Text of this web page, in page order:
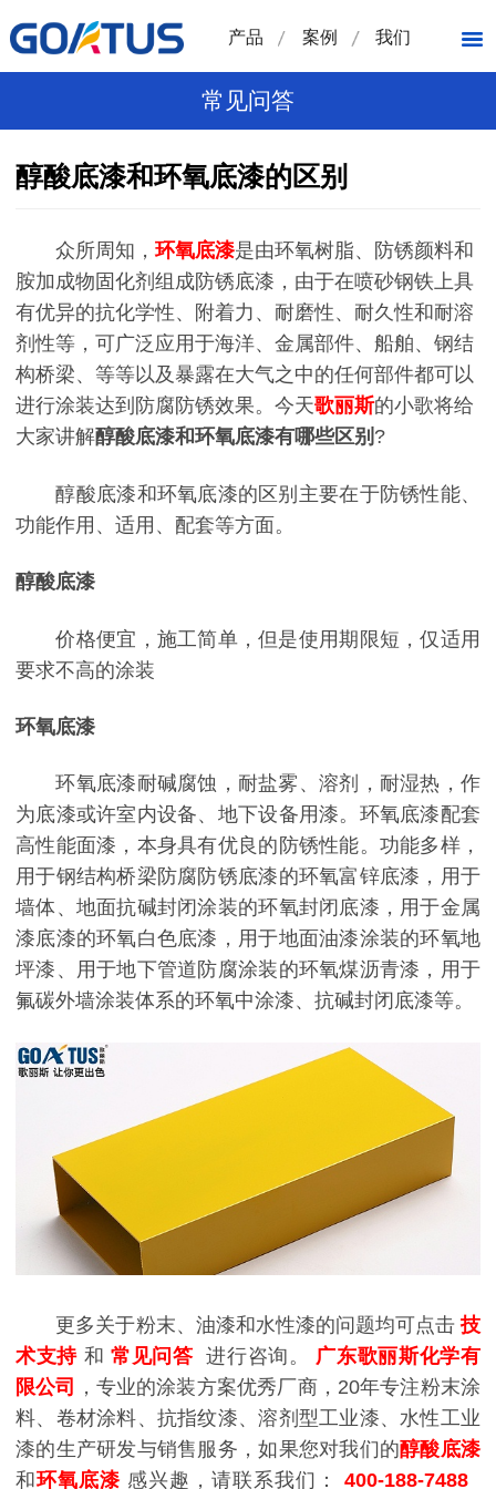
产品 案例 我们
常见问答
醇酸底漆和环氧底漆的区别
众所周知，环氧底漆是由环氧树脂、防锈颜料和
胺加成物固化剂组成防锈底漆，由于在喷砂钢铁上具
有优异的抗化学性、附着力、耐磨性、耐久性和耐溶
剂性等，可广泛应用于海洋、金属部件、船舶、钢结
构桥梁、等等以及暴露在大气之中的任何部件都可以
进行涂装达到防腐防锈效果。今天歌丽斯的小歌将给
大家讲解醇酸底漆和环氧底漆有哪些区别 ?
醇酸底漆和环氧底漆的区别主要在于防锈性能、
功能作用、适用、配套等方面。
醇酸底漆
价格便宜，施工简单，但是使用期限短，仅适用
要求不高的涂装
环氧底漆
环氧底漆耐碱腐蚀，耐盐雾、溶剂，耐湿热，作
为底漆或许室内设备、地下设备用漆。环氧底漆配套
高性能面漆，本身具有优良的防锈性能。功能多样，
用于钢结构桥梁防腐防锈底漆的环氧富锌底漆，用于
墙体、地面抗碱封闭涂装的环氧封闭底漆，用于金属
漆底漆的环氧白色底漆，用于地面油漆涂装的环氧地
坪漆、用于地下管道防腐涂装的环氧煤沥青漆，用于
氟碳外墙涂装体系的环氧中涂漆、抗碱封闭底漆等。
更多关于粉末、油漆和水性漆的问题均可点击 技
术支持 和常见问答 进行咨询。
广东歌丽斯化学有
限公司
，专业的涂装方案优秀厂商，20年专注粉末涂
料、卷材涂料、抗指纹漆、溶剂型工业漆、水性工业
漆的生产研发与销售服务，如果您对我们的醇酸底漆
和环氧底漆 感兴趣，请联系我们： 400-188-7488